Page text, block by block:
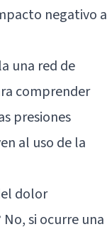
negativo a
una red de
comprender
presiones
al uso de la
dolor
si ocurre una